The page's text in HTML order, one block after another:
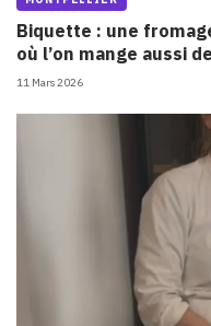
Biquette : une
où l’on mange aussi
11 Mars 2026